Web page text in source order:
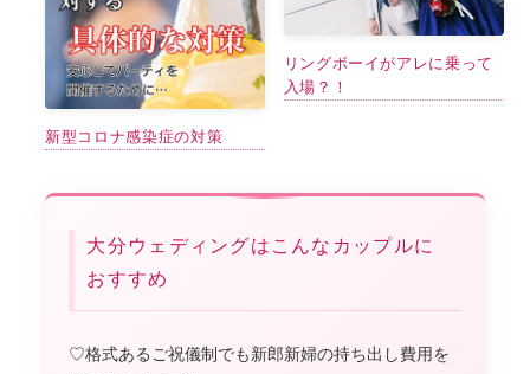
新型コロナ感染症の対策
リングボーイがアレに乗って
入場？！
大分ウェディングはこんなカップルに
おすすめ
♡格式あるご祝儀制でも新郎新婦の持ち出し費用を